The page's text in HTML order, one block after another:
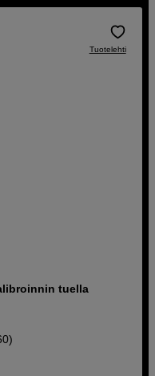
Tuotelehti
tuella